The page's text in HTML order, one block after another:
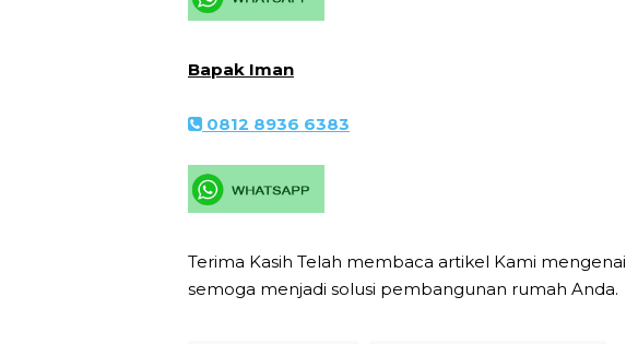
Bapak Iman
0812 8936 6383
Terima Kasih Telah membaca artikel Kami mengenai
semoga menjadi solusi pembangunan rumah Anda.